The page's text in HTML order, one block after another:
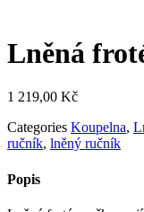
Lněná
1 219,00 Kč
Categories Koupelna,
ručník, lněný ručník
Popis